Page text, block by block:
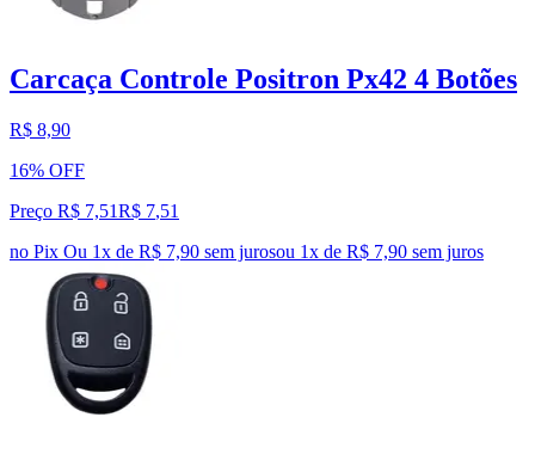
Carcaça Controle Positron Px42 4 Botões
R$ 8,90
16% OFF
Preço R$ 7,51R$ 7,51
no Pix Ou 1x de R$ 7,90 sem jurosou 1x de R$ 7,90 sem juros